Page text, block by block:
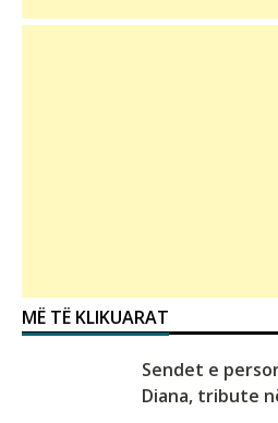
MË TË KLIKUARAT
Sendet e
Diana, tribute